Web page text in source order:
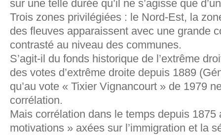
sur une telle durée qu’il ne s’agisse que
Trois zones privilégiées : le Nord-Est, la
des fleuves apparaissent avec une grande
contrasté au niveau des communes.
S’agit-il du fonds historique de l’extrême
des votes d’extrême droite depuis 1889
qu’au vote « Tixier Vignancourt » de 1979
corrélation.
Mais corrélation dans le temps depuis 1875
motivations » axées sur l’immigration et la